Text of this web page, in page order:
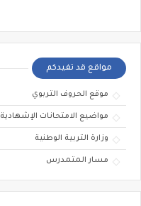
مواقع قد تفيدكم
موقع الحروف التربوي
مواضيع الامتحانات الإشهادية
وزارة التربية الوطنية
مسار المتمدرس